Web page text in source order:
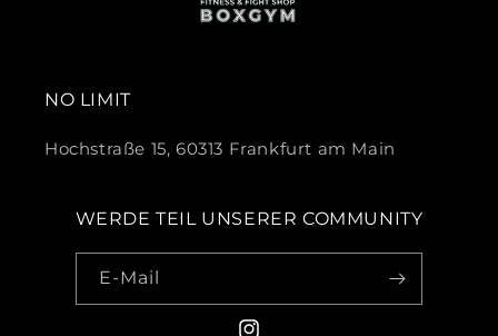
NO LIMIT
Hochstraße 15, 60313 Frankfurt am Main
WERDE TEIL UNSERER COMMUNITY
E-Mail